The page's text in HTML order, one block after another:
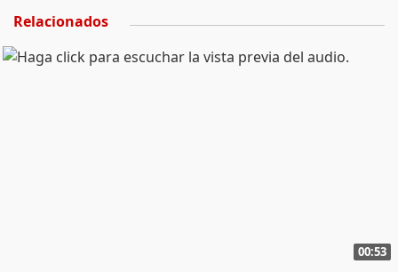
Relacionados
00:53